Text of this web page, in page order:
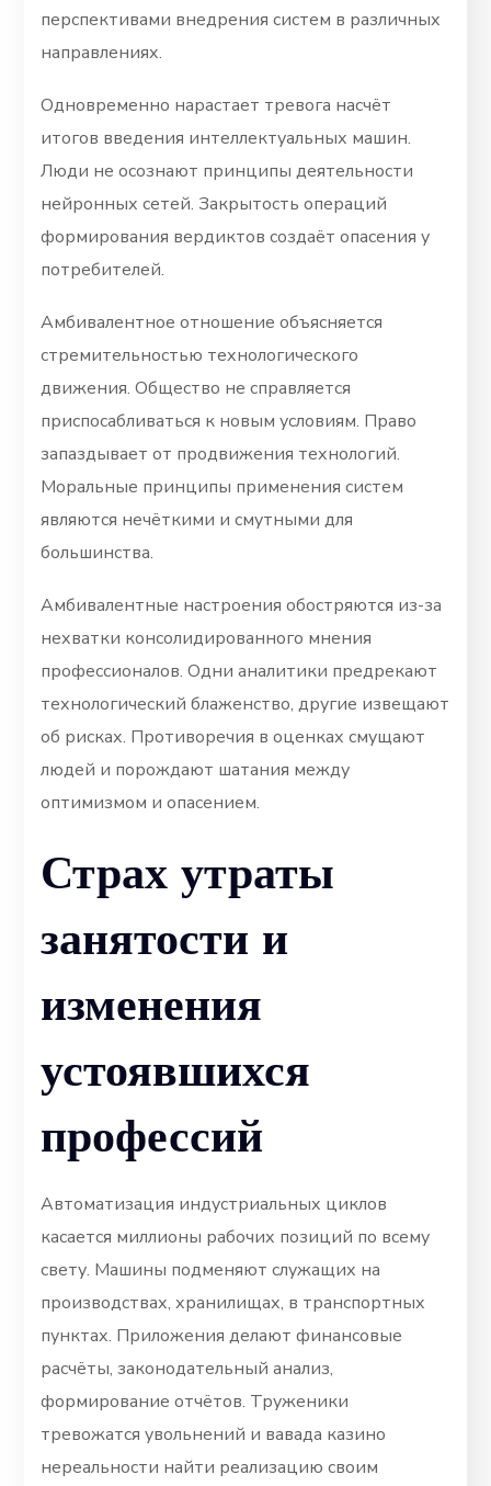
перспективами внедрения систем в различных
направлениях.
Одновременно нарастает тревога насчёт
итогов введения интеллектуальных машин.
Люди не осознают принципы деятельности
нейронных сетей. Закрытость операций
формирования вердиктов создаёт опасения у
потребителей.
Амбивалентное отношение объясняется
стремительностью технологического
движения. Общество не справляется
приспосабливаться к новым условиям. Право
запаздывает от продвижения технологий.
Моральные принципы применения систем
являются нечёткими и смутными для
большинства.
Амбивалентные настроения обостряются из-за
нехватки консолидированного мнения
профессионалов. Одни аналитики предрекают
технологический блаженство, другие извещают
об рисках. Противоречия в оценках смущают
людей и порождают шатания между
оптимизмом и опасением.
Страх утраты
занятости и
изменения
устоявшихся
профессий
Автоматизация индустриальных циклов
касается миллионы рабочих позиций по всему
свету. Машины подменяют служащих на
производствах, хранилищах, в транспортных
пунктах. Приложения делают финансовые
расчёты, законодательный анализ,
формирование отчётов. Труженики
тревожатся увольнений и вавада казино
нереальности найти реализацию своим